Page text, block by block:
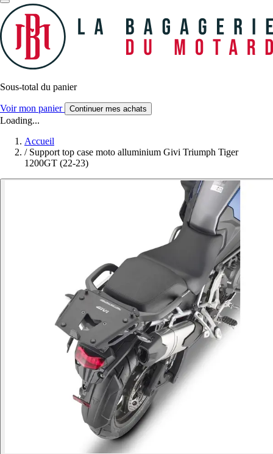
Sous-total du panier
Voir mon panier Continuer mes achats
Loading...
Accueil
/ Support top case moto alluminium Givi Triumph Tiger
1200GT (22-23)